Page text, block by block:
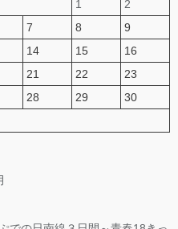
1
2
7 8
9
14 15
16
21 22
23
28 29
30